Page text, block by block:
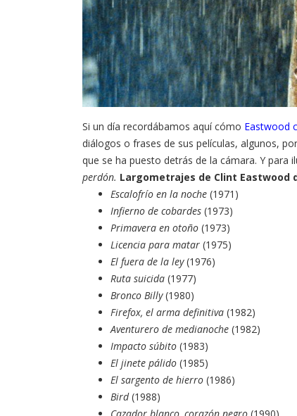
Si un día recordábamos aquí cómo Eastwood
diálogos o frases de sus películas, algunos,
que se ha puesto detrás de la cámara. Y para
perdón. Largometrajes de Clint Eastwood
Escalofrío en la noche (1971)
Infierno de cobardes (1973)
Primavera en otoño (1973)
Licencia para matar (1975)
El fuera de la ley(1976)
Ruta suicida (1977)
Bronco Billy(1980)
Firefox, el arma definitiva (1982)
Aventurero de medianoche (1982)
Impacto súbito (1983)
El jinete pálido (1985)
El sargento de hierro (1986)
Bird(1988)